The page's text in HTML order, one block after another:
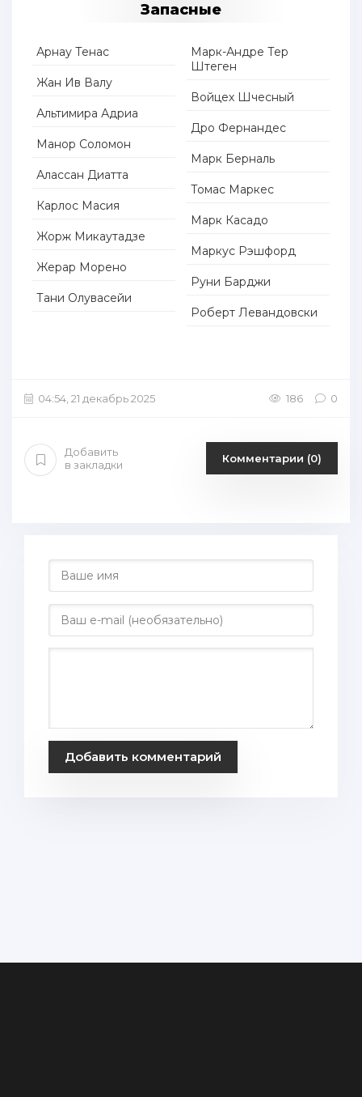
Запасные
Арнау Тенас
Жан Ив Валу
Альтимира Адриа
Манор Соломон
Алассан Диатта
Карлос Масия
Жорж Микаутадзе
Жерар Морено
Тани Олувасейи
Марк-Андре Тер
Штеген
Войцех Шчесный
Дро Фернандес
Марк Берналь
Томас Маркес
Марк Касадо
Маркус Рэшфорд
Руни Барджи
Роберт Левандовски
04:54, 21 декабрь 2025 186 0
Добавить
в закладки
Комментарии (0)
Добавить комментарий